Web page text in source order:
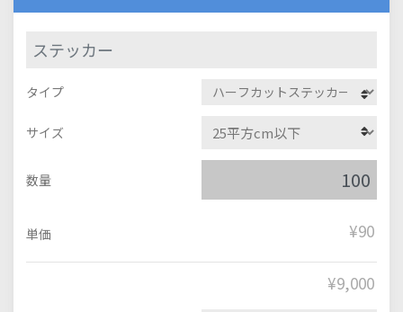
ステッカー
タイプ
サイズ
数量
単価 ¥90
¥9,000